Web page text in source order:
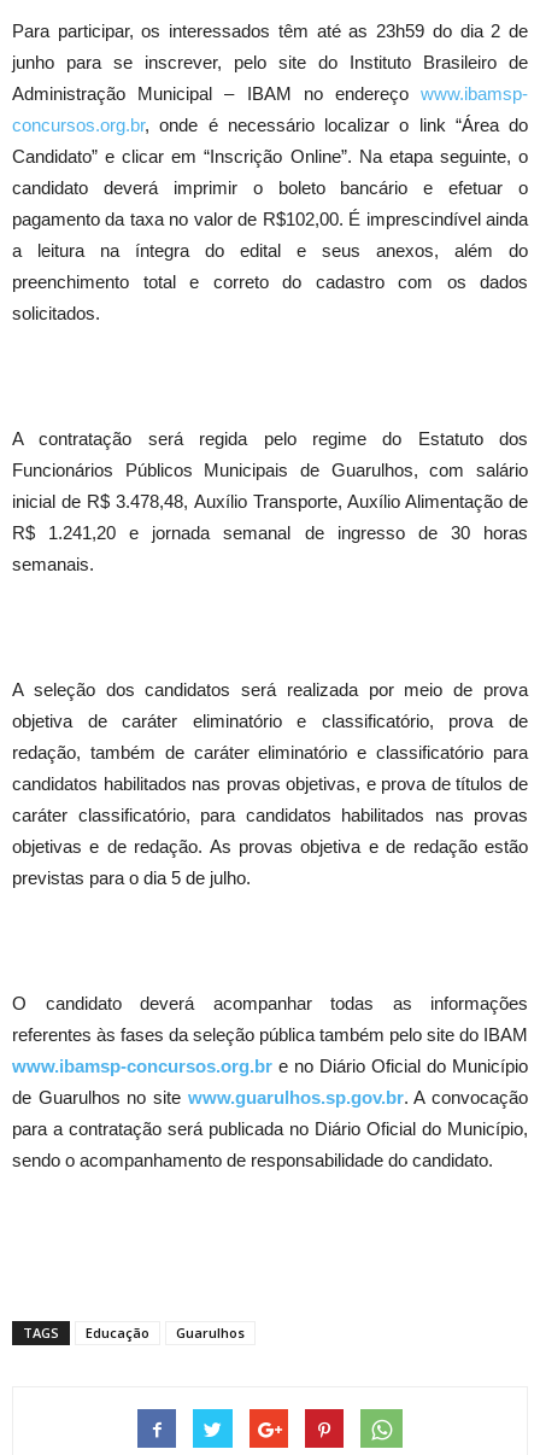
Para participar, os interessados têm até as 23h59 do dia 2 de
junho para se inscrever, pelo site do Instituto Brasileiro de
Administração Municipal – IBAM no endereço www.ibamsp-
concursos.org.br, onde é necessário localizar o link “Área do
Candidato” e clicar em “Inscrição Online”. Na etapa seguinte, o
candidato deverá imprimir o boleto bancário e efetuar o
pagamento da taxa no valor de R$102,00. É imprescindível ainda
a leitura na íntegra do edital e seus anexos, além do
preenchimento total e correto do cadastro com os dados
solicitados.
A contratação será regida pelo regime do Estatuto dos
Funcionários Públicos Municipais de Guarulhos, com salário
inicial de R$ 3.478,48, Auxílio Transporte, Auxílio Alimentação de
R$ 1.241,20 e jornada semanal de ingresso de 30 horas
semanais.
A seleção dos candidatos será realizada por meio de prova
objetiva de caráter eliminatório e classificatório, prova de
redação, também de caráter eliminatório e classificatório para
candidatos habilitados nas provas objetivas, e prova de títulos de
caráter classificatório, para candidatos habilitados nas provas
objetivas e de redação. As provas objetiva e de redação estão
previstas para o dia 5 de julho.
O candidato deverá acompanhar todas as informações
referentes às fases da seleção pública também pelo site do IBAM
www.ibamsp-concursos.org.br e no Diário Oficial do Município
de Guarulhos no site www.guarulhos.sp.gov.br. A convocação
para a contratação será publicada no Diário Oficial do Município,
sendo o acompanhamento de responsabilidade do candidato.
TAGS Educação Guarulhos